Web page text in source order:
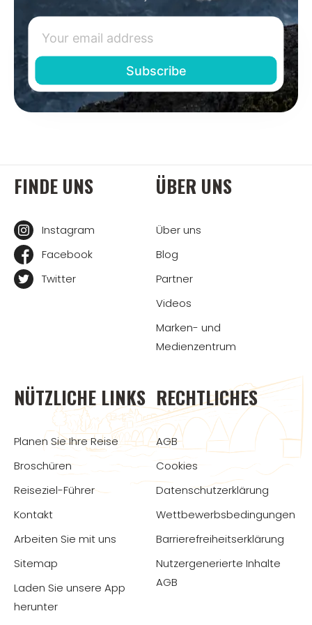
FINDE UNS
Instagram
Facebook
Twitter
ÜBER UNS
Über uns
Blog
Partner
Videos
Marken- und
Medienzentrum
NÜTZLICHE LINKS
Planen Sie Ihre Reise
Broschüren
Reiseziel-Führer
Kontakt
Arbeiten Sie mit uns
Sitemap
Laden Sie unsere App
herunter
RECHTLICHES
AGB
Cookies
Datenschutzerklärung
Wettbewerbsbedingungen
Barrierefreiheitserklärung
Nutzergenerierte Inhalte
AGB